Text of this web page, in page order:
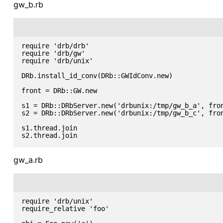
gw_b.rb
require 'drb/drb'
require 'drb/gw'
require 'drb/unix'
DRb.install_id_conv(DRb::GWIdConv.new)
front = DRb::GW.new
s1 = DRb::DRbServer.new('drbunix:/tmp/gw_b_a',
s2 = DRb::DRbServer.new('drbunix:/tmp/gw_b_c',
s1.thread.join
s2.thread.join
gw_a.rb
require 'drb/unix'
require_relative 'foo'